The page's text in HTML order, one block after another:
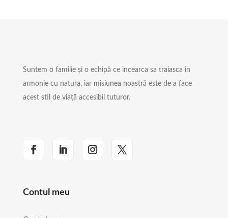
Suntem o familie și o echipă ce incearca sa traiasca in
armonie cu natura, iar misiunea noastră este de a face
acest stil de viață accesibil tuturor.
Contul meu